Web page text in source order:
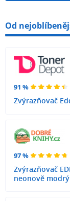
Od
91 %
Zvýrazňovač
97 %
Zvýrazňovač
neonově modrý